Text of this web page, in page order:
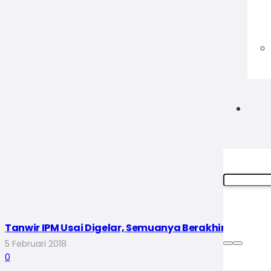
Tanwir IPM Usai Digelar, Semuanya Berakhir dalam
5 Februari 2018
0